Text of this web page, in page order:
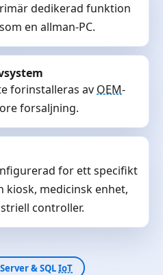
dedikerad funktion
en allman-PC.
forinstalleras av OEM-
forsaljning.
for ett specifikt
kiosk, medicinsk enhet,
controller.
Server & SQLIoT